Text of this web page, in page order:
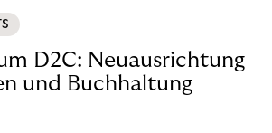
D2C: Neuausrichtung
und Buchhaltung